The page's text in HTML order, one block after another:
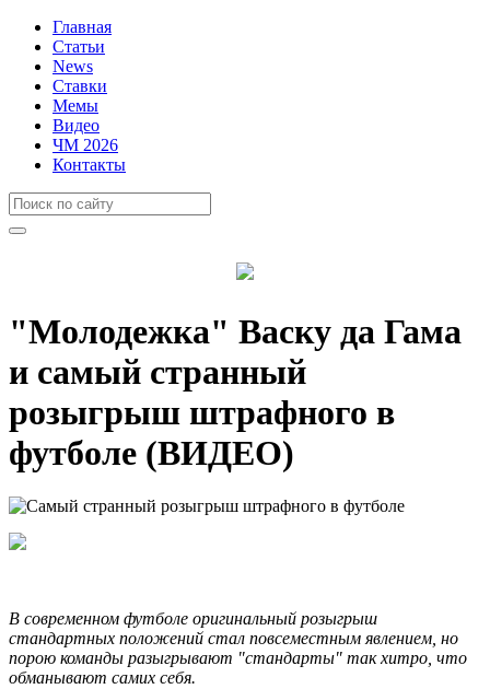
Главная
Статьи
News
Ставки
Мемы
Видео
ЧМ 2026
Контакты
"Молодежка" Васку да Гама
и самый странный
розыгрыш штрафного в
футболе (ВИДЕО)
В современном футболе оригинальный розыгрыш
стандартных положений стал повсеместным явлением, но
порою команды разыгрывают "стандарты" так хитро, что
обманывают самих себя.